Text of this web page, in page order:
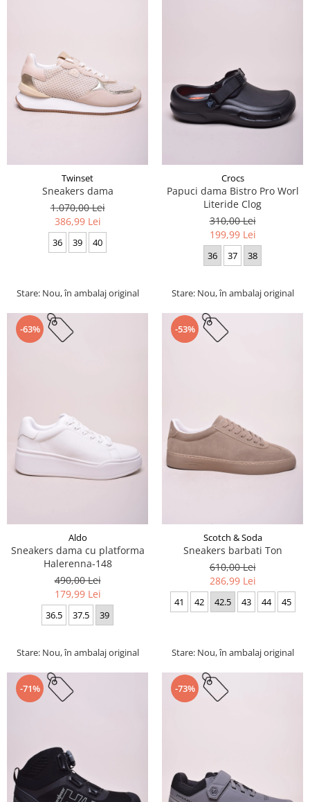
Twinset
Sneakers dama
1.070,00 Lei
386,99 Lei
36 39 40
Stare: Nou, în ambalaj original
Crocs
Papuci dama Bistro Pro Worl
Literide Clog
310,00 Lei
199,99 Lei
36 37 38
Stare: Nou, în ambalaj original
-63%
Aldo
Sneakers dama cu platforma
Halerenna-148
490,00 Lei
179,99 Lei
36.5 37.5 39
Stare: Nou, în ambalaj original
-53%
Scotch & Soda
Sneakers barbati Ton
610,00 Lei
286,99 Lei
41 42 42.5 43 44 45
Stare: Nou, în ambalaj original
-71% -73%